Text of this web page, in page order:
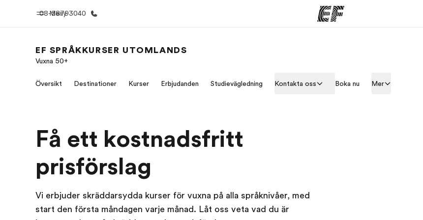
Meny
08-58793040
Välkommen till EF Se allt vi erbjuder Hitta ett kontor nära dig
EF SPRÅKKURSER UTOMLANDS
Vuxna 50+
Översikt Destinationer Kurser Erbjudanden Studievägledning Kontakta oss Boka nu Mer
Få ett kostnadsfritt
prisförslag
Vi erbjuder skräddarsydda kurser för vuxna på alla språknivåer, med
start den första måndagen varje månad. Låt oss veta vad du är